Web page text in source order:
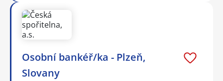
Osobní bankéř/ka - Plzeň,
Slovany